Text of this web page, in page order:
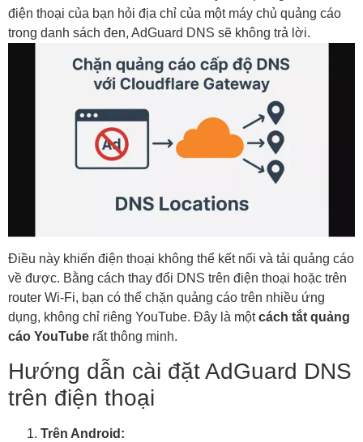
điện thoại của bạn hỏi địa chỉ của một máy chủ quảng cáo
trong danh sách đen, AdGuard DNS sẽ không trả lời.
Điều này khiến điện thoại không thể kết nối và tải quảng cáo
về được. Bằng cách thay đổi DNS trên điện thoại hoặc trên
router Wi-Fi, bạn có thể chặn quảng cáo trên nhiều ứng
dụng, không chỉ riêng YouTube. Đây là mộtcách tắt quảng
cáo YouTube rất thông minh.
Hướng dẫn cài đặt AdGuard DNS
trên điện thoại
Trên Android: